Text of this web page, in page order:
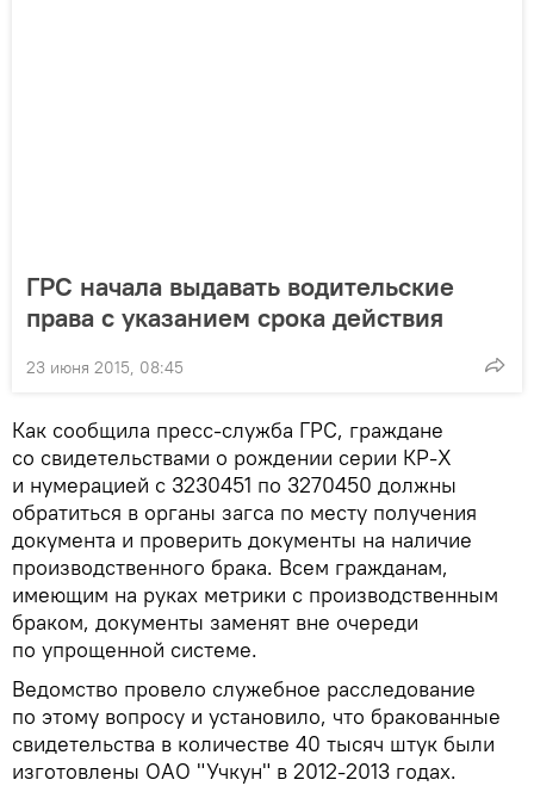
ГРС начала выдавать водительские
права с указанием срока действия
23 июня 2015, 08:45
Как сообщила пресс-служба ГРС, граждане
со свидетельствами о рождении серии КР-Х
и нумерацией с 3230451 по 3270450 должны
обратиться в органы загса по месту получения
документа и проверить документы на наличие
производственного брака. Всем гражданам,
имеющим на руках метрики с производственным
браком, документы заменят вне очереди
по упрощенной системе.
Ведомство провело служебное расследование
по этому вопросу и установило, что бракованные
свидетельства в количестве 40 тысяч штук были
изготовлены ОАО "Учкун" в 2012-2013 годах.